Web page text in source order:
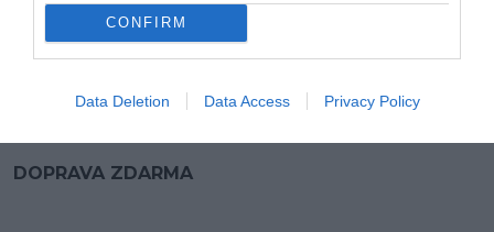
CONFIRM
Data Deletion Data Access Privacy Policy
– Ozdobné prešívanie na operadle a sedadle,
- Drevené nohy.
DOPRAVA ZDARMA